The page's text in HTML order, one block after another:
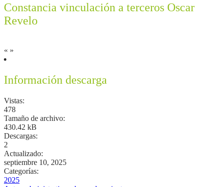
Constancia vinculación a terceros Oscar
Revelo
« »
Información descarga
Vistas:
478
Tamaño de archivo:
430.42 kB
Descargas:
2
Actualizado:
septiembre 10, 2025
Categorías:
2025